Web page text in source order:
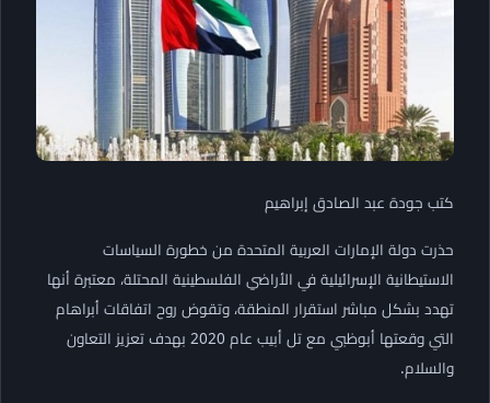
كتب جودة عبد الصادق إبراهيم
حذرت دولة الإمارات العربية المتحدة من خطورة السياسات
الاستيطانية الإسرائيلية في الأراضي الفلسطينية المحتلة، معتبرة أنها
تهدد بشكل مباشر استقرار المنطقة، وتقوض روح اتفاقات أبراهام
التي وقعتها أبوظبي مع تل أبيب عام 2020 بهدف تعزيز التعاون
والسلام.